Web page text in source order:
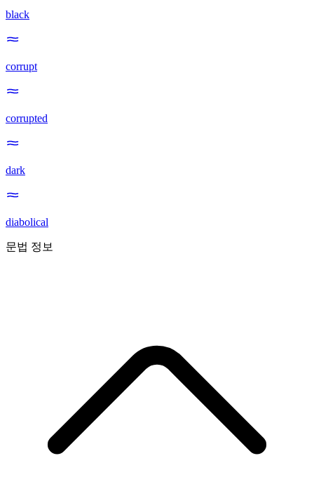
black
corrupt
corrupted
dark
diabolical
문법 정보